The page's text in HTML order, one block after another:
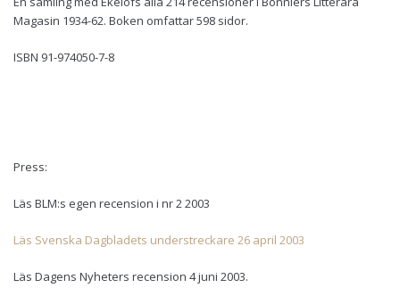
Magasin 1934-62. Boken omfattar 598 sidor.
ISBN 91-974050-7-8
Press:
Läs BLM:s egen recension i nr 2 2003
Läs Svenska Dagbladets understreckare 26 april 2003
Läs Dagens Nyheters recension 4 juni 2003.